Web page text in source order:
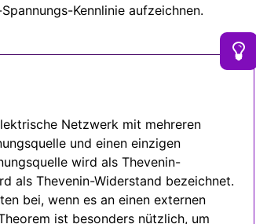
Kennlinie aufzeichnen.
Netzwerk mit mehreren
und einen einzigen
wird als Thevenin-
als Thevenin-Widerstand bezeichnet.
bei, wenn es an einen externen
ist besonders nützlich, um